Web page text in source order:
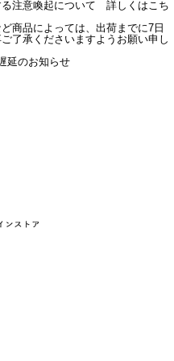
る注意喚起について 詳しくはこち
商品によっては、出荷までに7日
了承くださいますようお願い申し
延のお知らせ